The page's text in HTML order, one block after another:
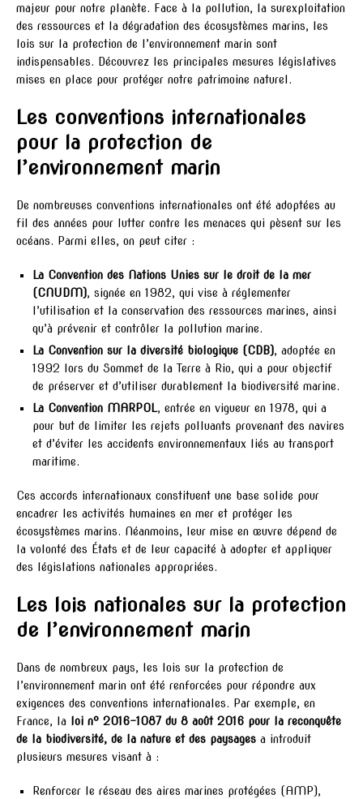
majeur pour notre planète. Face à la pollution, la surexploitation
des ressources et la dégradation des écosystèmes marins, les
lois sur la protection de l’environnement marin sont
indispensables. Découvrez les principales mesures législatives
mises en place pour protéger notre patrimoine naturel.
Les conventions internationales
pour la protection de
l’environnement marin
De nombreuses conventions internationales ont été adoptées au
fil des années pour lutter contre les menaces qui pèsent sur les
océans. Parmi elles, on peut citer :
La Convention des Nations Unies sur le droit de la mer
(CNUDM), signée en 1982, qui vise à réglementer
l’utilisation et la conservation des ressources marines, ainsi
qu’à prévenir et contrôler la pollution marine.
La Convention sur la diversité biologique (CDB), adoptée en
1992 lors du Sommet de la Terre à Rio, qui a pour objectif
de préserver et d’utiliser durablement la biodiversité marine.
La Convention MARPOL, entrée en vigueur en 1978, qui a
pour but de limiter les rejets polluants provenant des navires
et d’éviter les accidents environnementaux liés au transport
maritime.
Ces accords internationaux constituent une base solide pour
encadrer les activités humaines en mer et protéger les
écosystèmes marins. Néanmoins, leur mise en œuvre dépend de
la volonté des États et de leur capacité à adopter et appliquer
des législations nationales appropriées.
Les lois nationales sur la protection
de l’environnement marin
Dans de nombreux pays, les lois sur la protection de
l’environnement marin ont été renforcées pour répondre aux
exigences des conventions internationales. Par exemple, en
France, la
loi n° 2016-1087 du 8 août 2016 pour la reconquête
de la biodiversité, de la nature et des paysages a introduit
plusieurs mesures visant à :
Renforcer le réseau des aires marines protégées (AMP),